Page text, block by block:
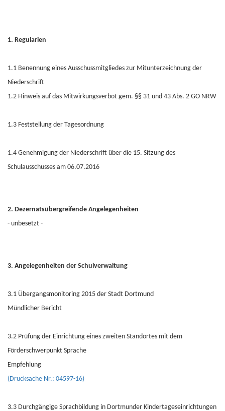
1. Regularien
1.1 Benennung eines Ausschussmitgliedes zur Mitunterzeichnung der
Niederschrift
1.2 Hinweis auf das Mitwirkungsverbot gem. §§ 31 und 43 Abs. 2 GO NRW
1.3 Feststellung der Tagesordnung
1.4 Genehmigung der Niederschrift über die 15. Sitzung des
Schulausschusses am 06.07.2016
2. Dezernatsübergreifende Angelegenheiten
- unbesetzt -
3. Angelegenheiten der Schulverwaltung
3.1 Übergangsmonitoring 2015 der Stadt Dortmund
Mündlicher Bericht
3.2 Prüfung der Einrichtung eines zweiten Standortes mit dem
Förderschwerpunkt Sprache
Empfehlung
(Drucksache Nr.: 04597-16)
3.3 Durchgängige Sprachbildung in Dortmunder Kindertageseinrichtungen